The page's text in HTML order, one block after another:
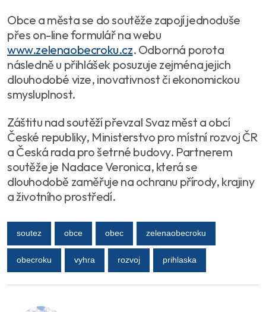
Obce a města se do soutěže zapojí jednoduše
přes on-line formulář na webu
www.zelenaobecroku.cz. Odborná porota
následně u přihlášek posuzuje zejména jejich
dlouhodobé vize, inovativnost či ekonomickou
smysluplnost.
Záštitu nad soutěží převzal Svaz měst a obcí
České republiky, Ministerstvo pro místní rozvoj ČR
a Česká rada pro šetrné budovy. Partnerem
soutěže je Nadace Veronica, která se
dlouhodobě zaměřuje na ochranu přírody, krajiny
a životního prostředí.
soutez obce obec zelenaobecroku
obecroku vyhra rozvoj prihlaska